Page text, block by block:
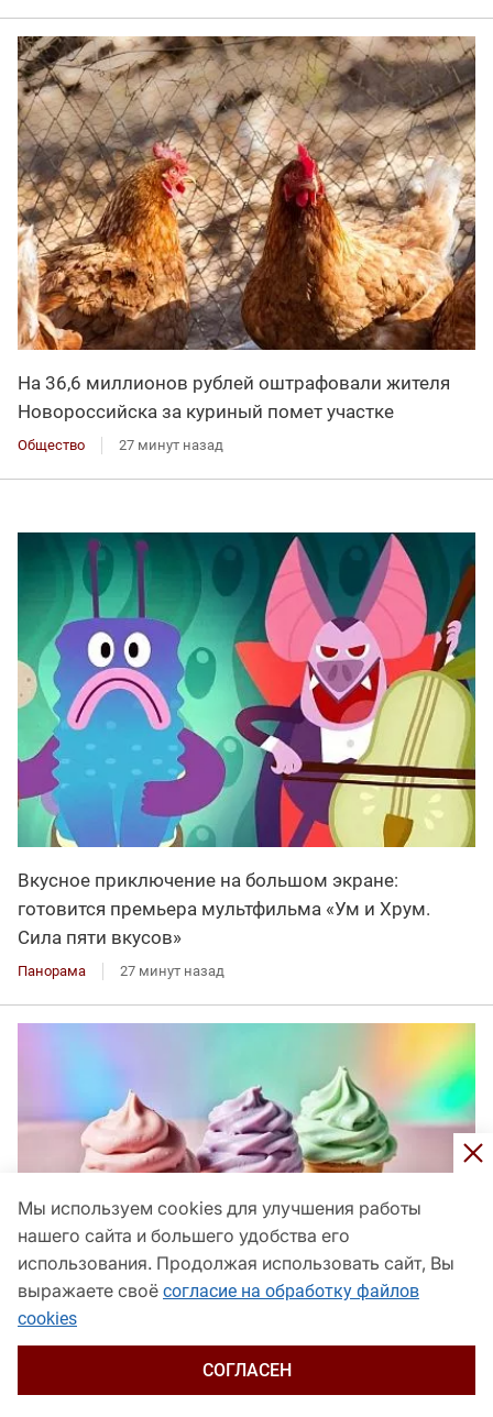
На 36,6 миллионов рублей оштрафовали жителя
Новороссийска за куриный помет участке
Общество 27 минут назад
Вкусное приключение на большом экране:
готовится премьера мультфильма «Ум и Хрум.
Сила пяти вкусов»
Панорама 27 минут назад
Импорт российского мороженого в США вырос до
максимума за 10 месяцев
Мы используем cookies для улучшения работы
нашего сайта и большего удобства его
использования. Продолжая использовать сайт, Вы
выражаете своё согласие на обработку файлов
cookies
СОГЛАСЕН